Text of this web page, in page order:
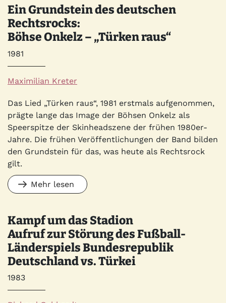
Ein Grundstein des deutschen
Rechtsrocks:
Böhse Onkelz – „Türken raus“
Jahr
1981
Autor*innen
Maximilian Kreter
Quelle
Das Lied „Türken raus“, 1981 erstmals aufgenommen,
prägte lange das Image der Böhsen Onkelz als
Speerspitze der Skinheadszene der frühen 1980er-
Jahre. Die frühen Veröffentlichungen der Band bilden
den Grundstein für das, was heute als Rechtsrock
gilt.
Mehr lesen
Kampf um das Stadion
Aufruf zur Störung des Fußball-
Länderspiels Bundesrepublik
Deutschland vs. Türkei
Jahr
1983